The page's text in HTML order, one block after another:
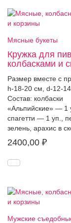
Мясные букеты
Кружка для
колбасками и
Размер вместе с
h-18-20 см, d-12-14
Состав: колбаски
«Альпийские» — 1
спагетти — 1 уп.,
зелень, арахис в
2400,00 ₽
Мужские